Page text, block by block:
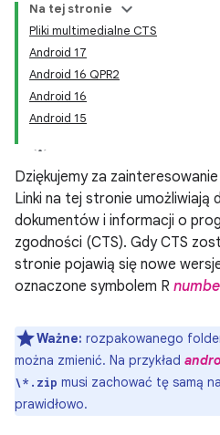
Na tej stronie
Pliki multimedialne CTS
Android 17
Android 16 QPR2
Android 16
Android 15
Dziękujemy za
Linki na tej stronie umożliwiają
dokumentów i informacji o
zgodności (CTS). Gdy CTS
stronie pojawią się nowe
oznaczone symbolem R
Ważne: rozpakowanego
można zmienić. Na przykład
\*.zip musi zachować tę samą
prawidłowo.